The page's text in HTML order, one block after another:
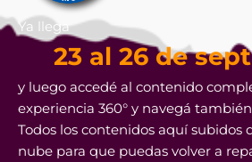
Ya llega
23 al 26 de
y luego accedé al contenido
experiencia 360° y navegá
Todos los contenidos aquí subidos
nube para que puedas volver a